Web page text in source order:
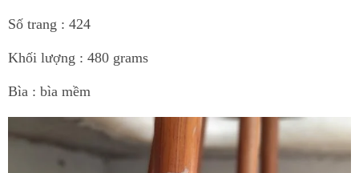
Số trang : 424
Khối lượng : 480 grams
Bìa : bìa mềm